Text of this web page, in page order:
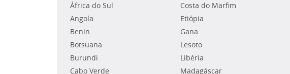
África do Sul
Angola
Benin
Botsuana
Burundi
Cabo Verde
Costa do Marfim
Etiópia
Gana
Lesoto
Libéria
Madagáscar